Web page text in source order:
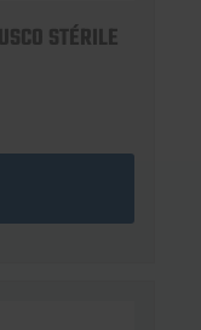
STÉRILE